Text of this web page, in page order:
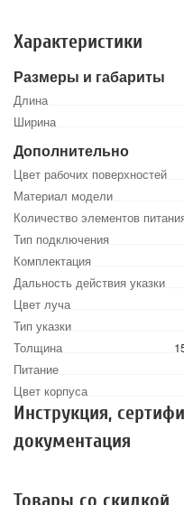
Характеристики
Размеры и габариты
Длина
Ширина
Дополнительно
Цвет рабочих поверхностей
Материал модели
Количество элементов
Тип подключения
Комплектация
Дальность действия указки
Цвет луча
Тип указки
Толщина
Питание
Цвет корпуса
Инструкция,
документация